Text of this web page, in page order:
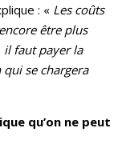
: « Les coûts
être plus
il faut payer la
se chargera
qu’on ne peut